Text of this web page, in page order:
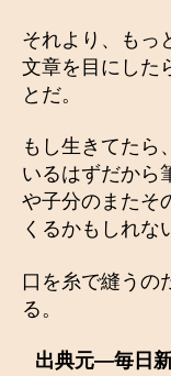
それより、もっ
文章を目にした
とだ。
もし生きてたら
いるはずだから
や子分のまたそ
くるかもしれな
口を糸で縫うの
る。
出典元―毎日